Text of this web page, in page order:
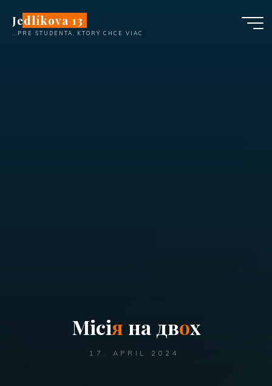
content
Jedlíkova 13
...PRE ŠTUDENTA, KTORÝ CHCE VIAC
Місія на двох
17. APRIL 2024